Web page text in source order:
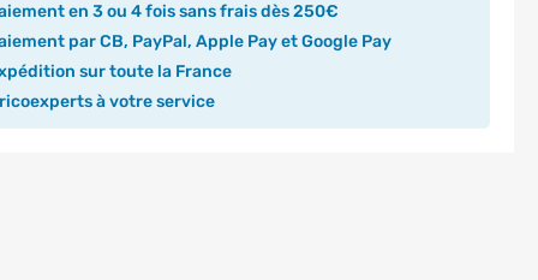
en 3 ou 4 fois sans frais dès 250€
par CB, PayPal, Apple Pay et Google Pay
sur toute la France
à votre service